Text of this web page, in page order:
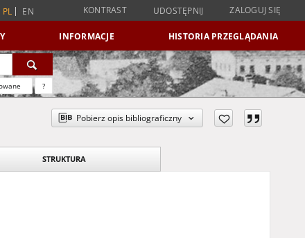
PL EN KONTRAST UDOSTĘPNIJ ZALOGUJ SIĘ
INFORMACJE HISTORIA PRZEGLĄDANIA
?
Pobierz opis bibliograficzny
STRUKTURA